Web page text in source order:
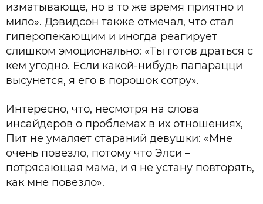
изматывающе, но в то же время приятно и
мило». Дэвидсон также отмечал, что стал
гиперопекающим и иногда реагирует
слишком эмоционально: «Ты готов драться с
кем угодно. Если какой-нибудь папарацци
высунется, я его в порошок сотру».
Интересно, что, несмотря на слова
инсайдеров о проблемах в их отношениях,
Пит не умаляет стараний девушки: «Мне
очень повезло, потому что Элси –
потрясающая мама, и я не устану повторять,
как мне повезло».